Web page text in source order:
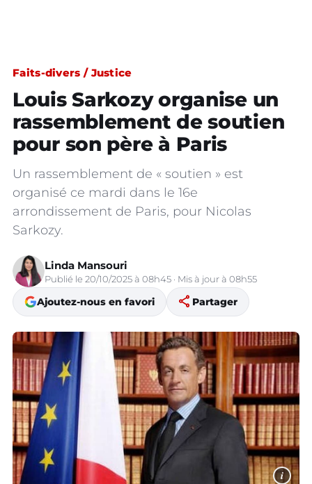
Faits-divers / Justice
Louis Sarkozy organise un
rassemblement de soutien
pour son père à Paris
Un rassemblement de « soutien » est
organisé ce mardi dans le 16e
arrondissement de Paris, pour Nicolas
Sarkozy.
Linda Mansouri
Publié le 20/10/2025 à 08h45 · Mis à jour à 08h55
Ajoutez-nous en favori share Partager
i